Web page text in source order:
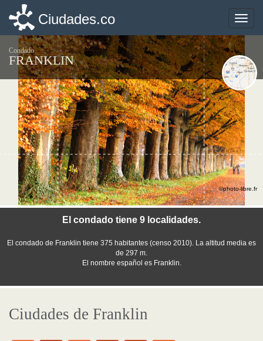
Toggle
Ciudades.co
Condado
FRANKLIN
El condado tiene 9 localidades.
El condado de Franklin tiene 375 habitantes (censo 2010). La altitud media es
de 297 m.
El nombre español es Franklin.
©photo-libre.fr
Ciudades de Franklin
Toggle
Ciudades.co